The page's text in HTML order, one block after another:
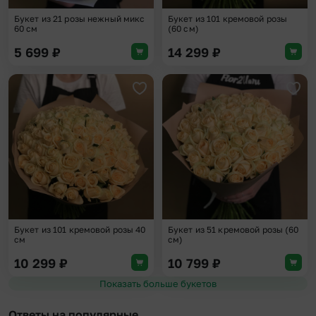
Букет из 21 розы нежный микс
60 см
5 699 ₽
Букет из 101 кремовой розы
(60 см)
14 299 ₽
Добавить в избранное
Букет из 101 кремовой розы 40
см
10 299 ₽
Букет из 51 кремовой розы (60
см)
10 799 ₽
Показать больше букетов